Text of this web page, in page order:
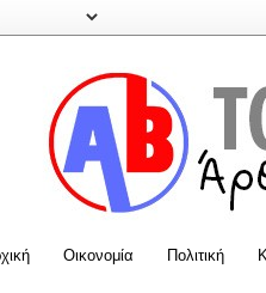
Οικονομία Πολιτική